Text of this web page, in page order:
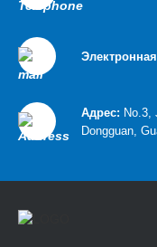
Адрес: No.3,
Dongguan,